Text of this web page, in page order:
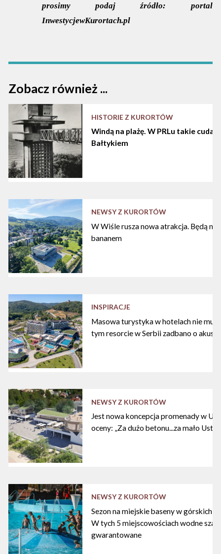
prosimy podaj źródło:
portal
InwestycjewKurortach.pl
Zobacz również ...
HISTORIE Z KURORTÓW
Windą na plażę. W PRLu takie cuda
Bałtykiem
NEWSY Z KURORTÓW
W Wiśle rusza nowa atrakcja. Będą
bananem
INSPIRACJE
Masowa turystyka w hotelach nie musi
tym resorcie w Serbii zadbano o
NEWSY Z KURORTÓW
Jest nowa koncepcja promenady w
oceny: „Za dużo betonu...za mało
NEWSY Z KURORTÓW
Sezon na miejskie baseny w górskich
W tych 5 miejscowościach wodne
gwarantowane